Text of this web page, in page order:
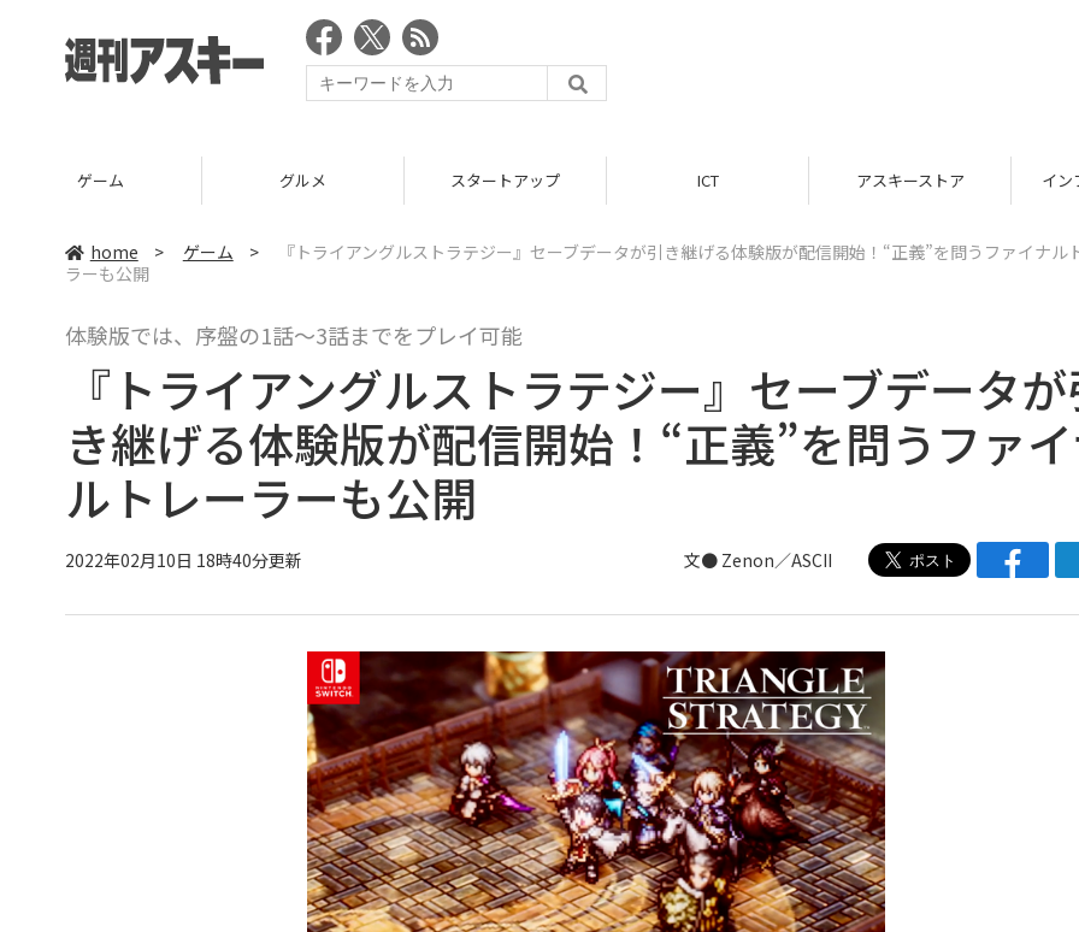
ゲーム グルメ スタートアップ ICT アスキーストア イン
home > ゲーム >
『トライアングルストラテジー』セーブデータが引き継げる体験版が配信開始！“正義”を問うファイナル
ラーも公開
体験版では、序盤の1話～3話までをプレイ可能
『トライアングルストラテジー』セーブデータ
き継げる体験版が配信開始！“正義”を問うファ
ルトレーラーも公開
2022年02月10日 18時40分更新 文● Zenon／ASCII